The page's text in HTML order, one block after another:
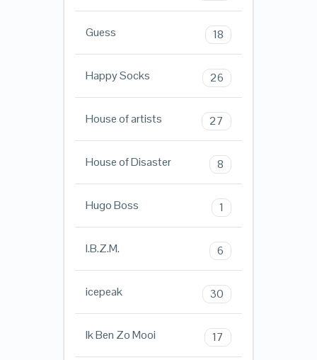
Guess 18
Happy Socks 26
House of artists 27
House of Disaster 8
Hugo Boss 1
I.B.Z.M. 6
icepeak 30
Ik Ben Zo Mooi 17